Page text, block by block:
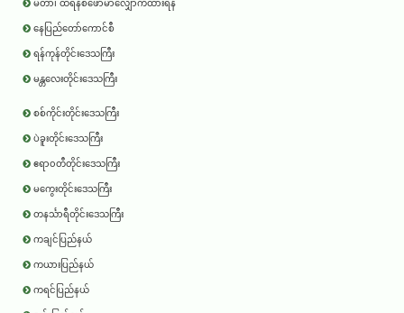
မီတာ၊ ထရန်စဖော်မာလျှောက်ထားရန်
နေပြည်တော်ကောင်စီ
ရန်ကုန်တိုင်းဒေသကြီး
မန္တလေးတိုင်းဒေသကြီး
စစ်ကိုင်းတိုင်းဒေသကြီး
ပဲခူးတိုင်းဒေသကြီး
ဧရာ၀တီတိုင်းဒေသကြီး
မကွေးတိုင်းဒေသကြီး
တနင်္သာရီတိုင်းဒေသကြီး
ကချင်ပြည်နယ်
ကယားပြည်နယ်
ကရင်ပြည်နယ်